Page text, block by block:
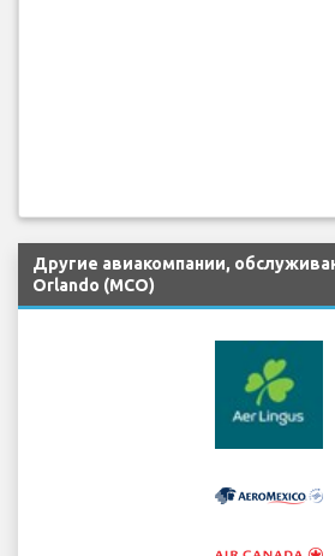
Другие авиакомпании,
Orlando (MCO)